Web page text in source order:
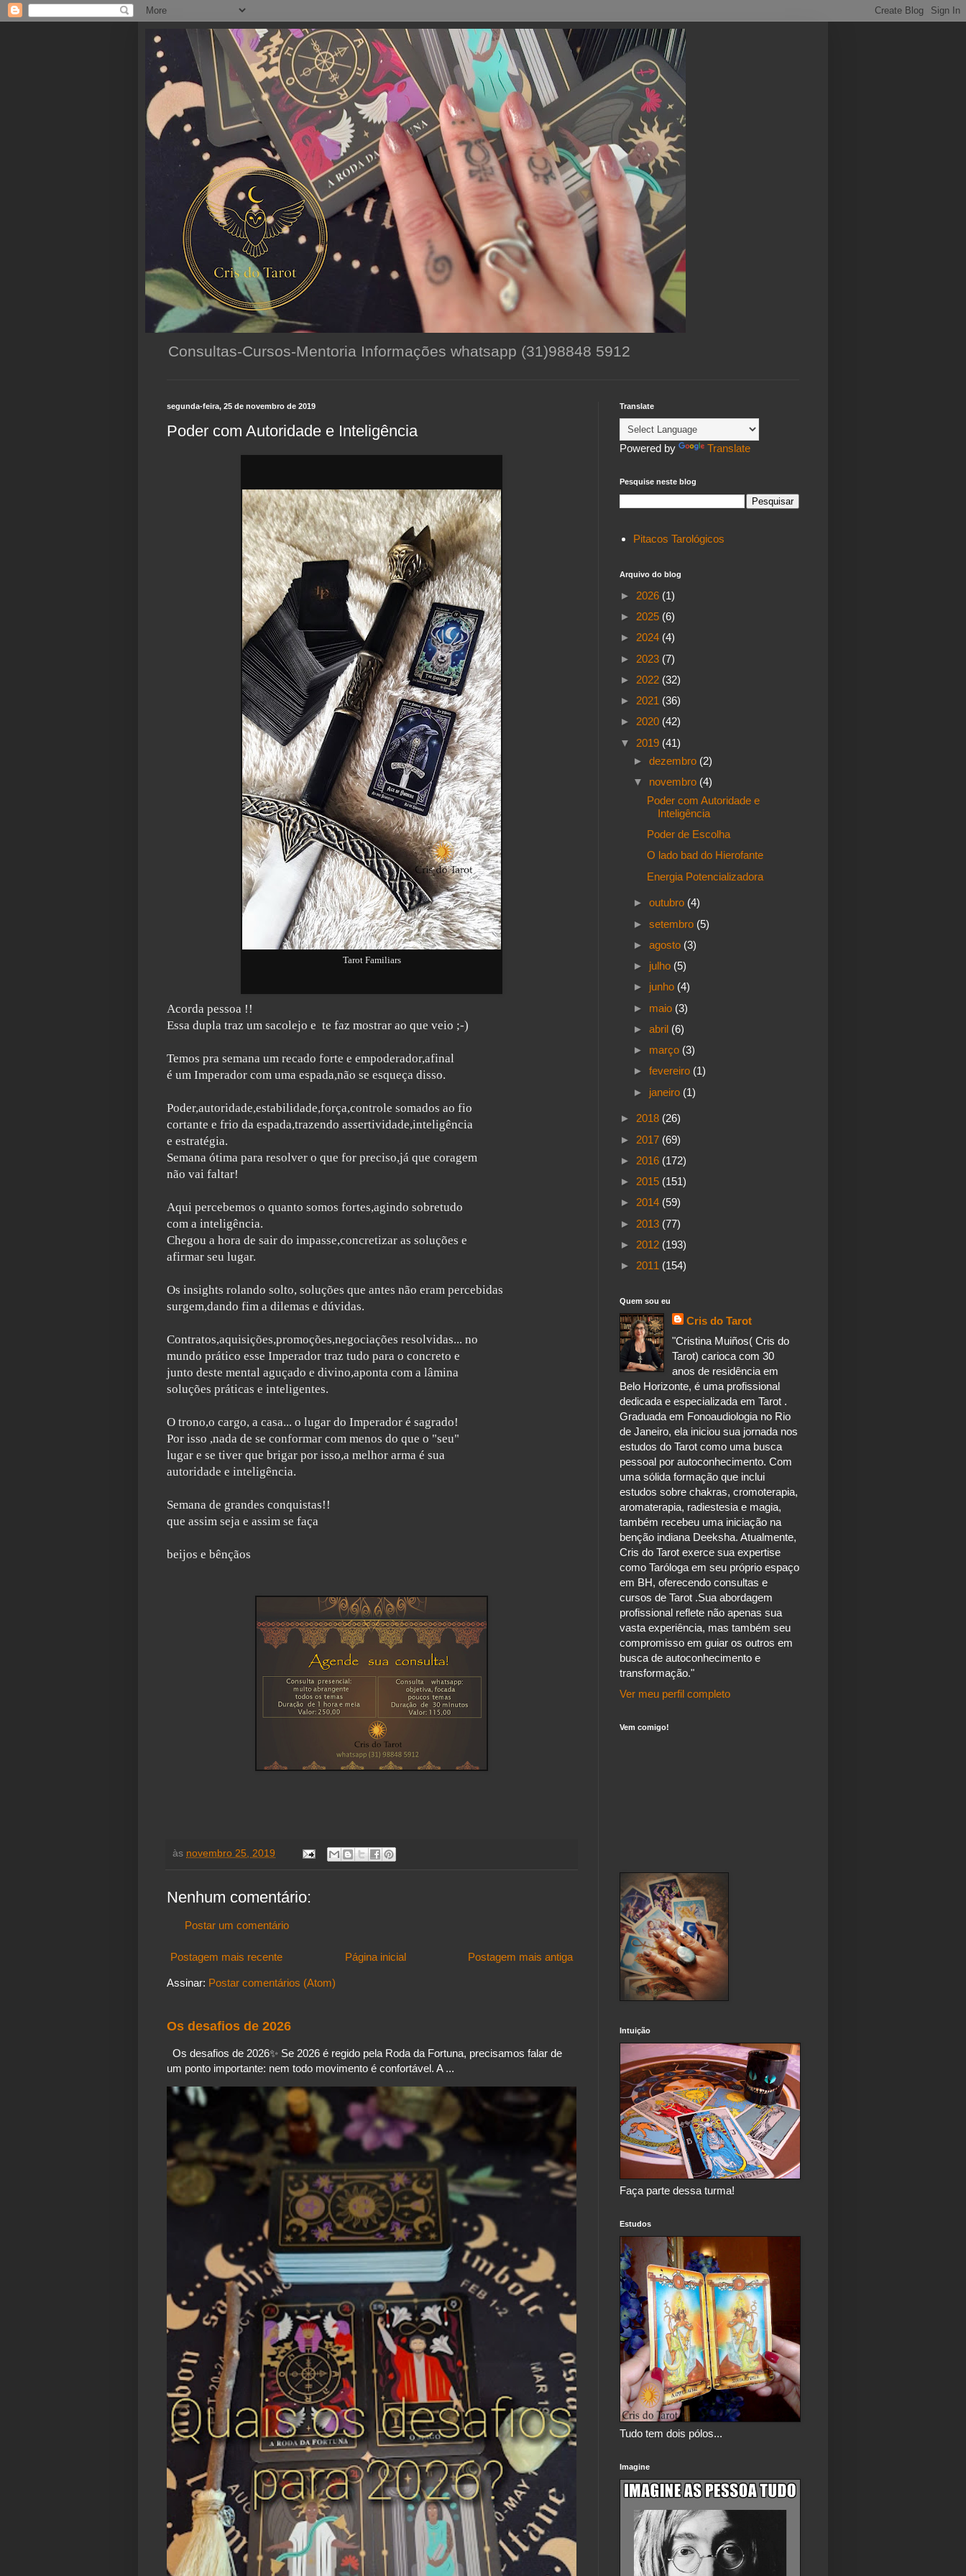
Consultas-Cursos-Mentoria Informações whatsapp (31)98848 5912
segunda-feira, 25 de novembro de 2019
Poder com Autoridade e Inteligência
Tarot Familiars
Acorda pessoa !!
Essa dupla traz um sacolejo e te faz mostrar ao que veio ;-)
Temos pra semana um recado forte e empoderador,afinal
é um Imperador com uma espada,não se esqueça disso.
Poder,autoridade,estabilidade,força,controle somados ao fio
cortante e frio da espada,trazendo assertividade,inteligência
e estratégia.
Semana ótima para resolver o que for preciso,já que coragem
não vai faltar!
Aqui percebemos o quanto somos fortes,agindo sobretudo
com a inteligência.
Chegou a hora de sair do impasse,concretizar as soluções e
afirmar seu lugar.
Os insights rolando solto, soluções que antes não eram percebidas
surgem,dando fim a dilemas e dúvidas.
Contratos,aquisições,promoções,negociações resolvidas... no
mundo prático esse Imperador traz tudo para o concreto e
junto deste mental aguçado e divino,aponta com a lâmina
soluções práticas e inteligentes.
O trono,o cargo, a casa... o lugar do Imperador é sagrado!
Por isso ,nada de se conformar com menos do que o "seu"
lugar e se tiver que brigar por isso,a melhor arma é sua
autoridade e inteligência.
Semana de grandes conquistas!!
que assim seja e assim se faça
beijos e bênçãos
às novembro 25, 2019
Nenhum comentário:
Postar um comentário
Postagem mais recente Postagem mais antiga
Página inicial
Assinar: Postar comentários (Atom)
Os desafios de 2026
Os desafios de 2026✨️ Se 2026 é regido pela Roda da Fortuna, precisamos falar de
um ponto importante: nem todo movimento é confortável. A ...
Translate
Powered by Translate
Pesquise neste blog
Pitacos Tarológicos
Arquivo do blog
► 2026 (1)
► 2025 (6)
► 2024 (4)
► 2023 (7)
► 2022 (32)
► 2021 (36)
► 2020 (42)
▼ 2019 (41)
► dezembro (2)
▼ novembro (4)
Poder com Autoridade e
Inteligência
Poder de Escolha
O lado bad do Hierofante
Energia Potencializadora
► outubro (4)
► setembro (5)
► agosto (3)
► julho (5)
► junho (4)
► maio (3)
► abril (6)
► março (3)
► fevereiro (1)
► janeiro (1)
► 2018 (26)
► 2017 (69)
► 2016 (172)
► 2015 (151)
► 2014 (59)
► 2013 (77)
► 2012 (193)
► 2011 (154)
Quem sou eu
Cris do Tarot
"Cristina Muiños( Cris do
Tarot) carioca com 30
anos de residência em
Belo Horizonte, é uma profissional
dedicada e especializada em Tarot .
Graduada em Fonoaudiologia no Rio
de Janeiro, ela iniciou sua jornada nos
estudos do Tarot como uma busca
pessoal por autoconhecimento. Com
uma sólida formação que inclui
estudos sobre chakras, cromoterapia,
aromaterapia, radiestesia e magia,
também recebeu uma iniciação na
benção indiana Deeksha. Atualmente,
Cris do Tarot exerce sua expertise
como Taróloga em seu próprio espaço
em BH, oferecendo consultas e
cursos de Tarot .Sua abordagem
profissional reflete não apenas sua
vasta experiência, mas também seu
compromisso em guiar os outros em
busca de autoconhecimento e
transformação."
Ver meu perfil completo
Vem comigo!
Intuição
Faça parte dessa turma!
Estudos
Tudo tem dois pólos...
Imagine